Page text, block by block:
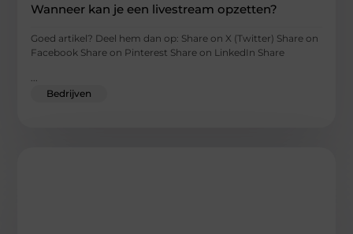
Wanneer kan je een livestream opzetten?
Goed artikel? Deel hem dan op: Share on X (Twitter) Share on
Facebook Share on Pinterest Share on LinkedIn Share
...
Bedrijven